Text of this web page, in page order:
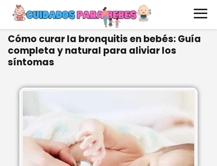
Cómo curar la bronquitis en bebés: Guía
completa y natural para aliviar los
síntomas